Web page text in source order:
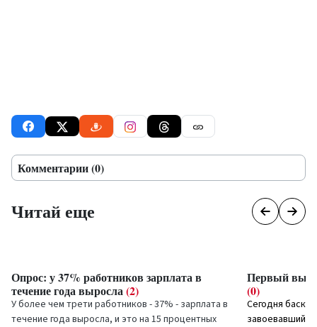
Комментарии (0)
Читай еще
Опрос: у 37% работников зарплата в
течение года выросла(2)
У более чем трети работников - 37% - зарплата в
течение года выросла, и это на 15 процентных
Первый
(0)
Сегодня
завоевавший...